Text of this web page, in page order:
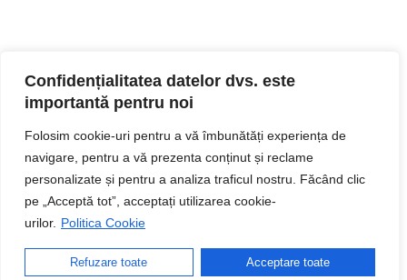
Confidențialitatea datelor dvs. este
importantă pentru noi
Folosim cookie-uri pentru a vă îmbunătăți experiența de
navigare, pentru a vă prezenta conținut și reclame
personalizate și pentru a analiza traficul nostru. Făcând clic
pe „Acceptă tot”, acceptați utilizarea cookie-
urilor. Politica Cookie
Refuzare toate Acceptare toate